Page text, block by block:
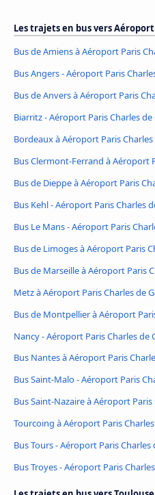
Les trajets en bus vers
Bus de Amiens à Aéroport Paris
Bus Angers - Aéroport Paris
Bus de Anvers à Aéroport Paris
Biarritz - Aéroport Paris Charles de
Bordeaux à Aéroport Paris
Bus Clermont-Ferrand à Aéroport
Bus de Dieppe à Aéroport Paris
Bus Kehl - Aéroport Paris Charles
Bus Le Mans - Aéroport Paris
Bus de Limoges à Aéroport Paris
Bus de Marseille à Aéroport Paris
Metz à Aéroport Paris Charles de
Bus de Montpellier à Aéroport
Nancy - Aéroport Paris Charles de
Bus Nantes à Aéroport Paris
Bus Saint-Malo - Aéroport Paris
Bus Saint-Nazaire à Aéroport Paris
Tourcoing à Aéroport Paris
Bus Tours - Aéroport Paris Charles
Bus Troyes - Aéroport Paris